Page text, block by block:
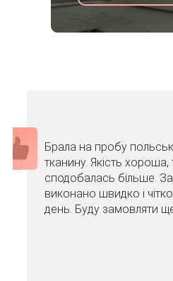
Брала на пробу
тканину. Якість хороша,
сподобалась більше.
виконано швидко і
день. Буду замовляти